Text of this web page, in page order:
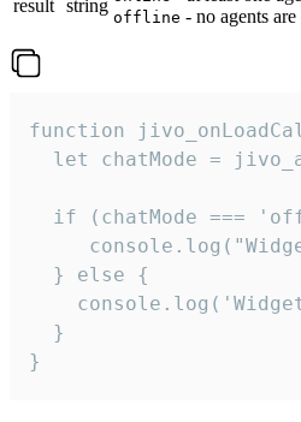
result string
offline - no agents
function
let chatMode =
if (chatMode ===
  } else {
  }
}